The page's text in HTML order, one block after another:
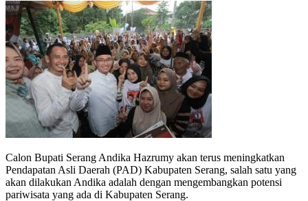
Calon Bupati Serang Andika Hazrumy akan terus meningkatkan
Pendapatan Asli Daerah (PAD) Kabupaten Serang, salah satu yang
akan dilakukan Andika adalah dengan mengembangkan potensi
pariwisata yang ada di Kabupaten Serang.